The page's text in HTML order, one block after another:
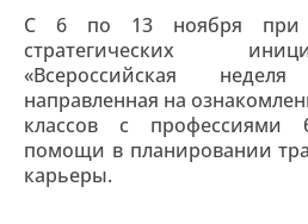
С 6 по 13 ноября при
стратегических
«Всероссийская неделя
направленная на
классов с профессиями
помощи в планировании
карьеры.